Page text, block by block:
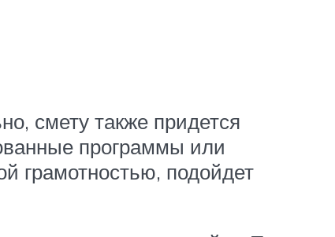
смету также придется
программы или
грамотностью, подойдет